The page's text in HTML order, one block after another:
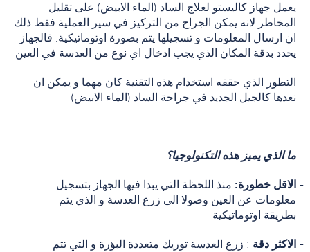
يعمل جهاز كاليستو لعلاج الساد (الماء الابيض) على تقليل
المخاطر لانه يمكن الجراح من التركيز في سير العملية فقط ذلك
ان ارسال المعلومات و تسجيلها يتم بصورة اوتوماتيكية. فالجهاز
يحدد بدقة المكان الذي يجب ادخال اي نوع من العدسة في العين
التطور الذي حققه استخدام هذه التقنية كان مهما و يمكن ان
نعدها كالجيل الجديد في جراحة الساد (الماء الابيض)
ما الذي يميز هذه التكنولوجيا؟
الاقل خطورة: منذ اللحظة التي يبدا فيها الجهاز بتسجيل
معلومات عن العين وصولا الى زرع العدسة و الذي يتم
بطريقة اوتوماتيكية
الاكثر دقة : زرع العدسة توريك متعددة البؤرة و التي تتم